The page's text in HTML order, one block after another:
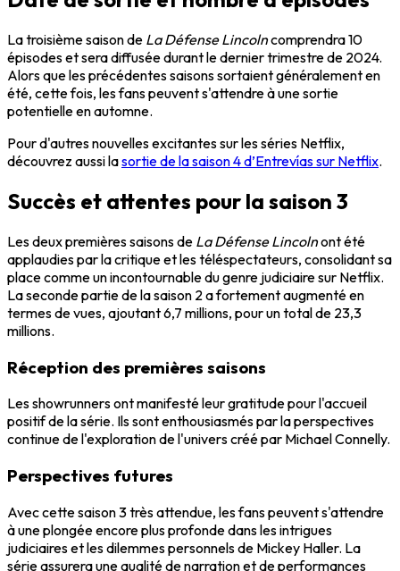
La troisième saison de La Défense Lincolncomprendra 10
épisodes et sera diffusée durant le dernier trimestre de 2024.
Alors que les précédentes saisons sortaient généralement en
été, cette fois, les fans peuvent s'attendre à une sortie
potentielle en automne.
Pour d'autres nouvelles excitantes sur les séries Netflix,
découvrez aussi lasortie de la saison 4 d’Entrevías sur Netflix.
Succès et attentes pour la saison 3
Les deux premières saisons de La Défense Lincolnont été
applaudies par la critique et les téléspectateurs, consolidant sa
place comme un incontournable du genre judiciaire sur Netflix.
La seconde partie de la saison 2 a fortement augmenté en
termes de vues, ajoutant 6,7 millions, pour un total de 23,3
millions.
Réception des premières saisons
Les showrunners ont manifesté leur gratitude pour l'accueil
positif de la série. Ils sont enthousiasmés par la perspectives
continue de l'exploration de l'univers créé par Michael Connelly.
Perspectives futures
Avec cette saison 3 très attendue, les fans peuvent s'attendre
à une plongée encore plus profonde dans les intrigues
judiciaires et les dilemmes personnels de Mickey Haller. La
série assurera une qualité de narration et de performances